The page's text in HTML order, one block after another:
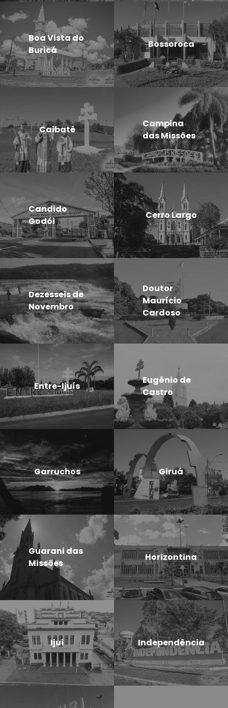
Boa Vista do
Buricá
Bossoroca
Caibaté
Campina
das Missões
Candido
Godói
Cerro Largo
Dezesseis de
Novembro
Doutor
Maurício
Cardoso
Entre-Ijuís
Eugênio de
Castro
Garruchos Giruá
Guarani das
Missões
Horizontina
Ijui Independência